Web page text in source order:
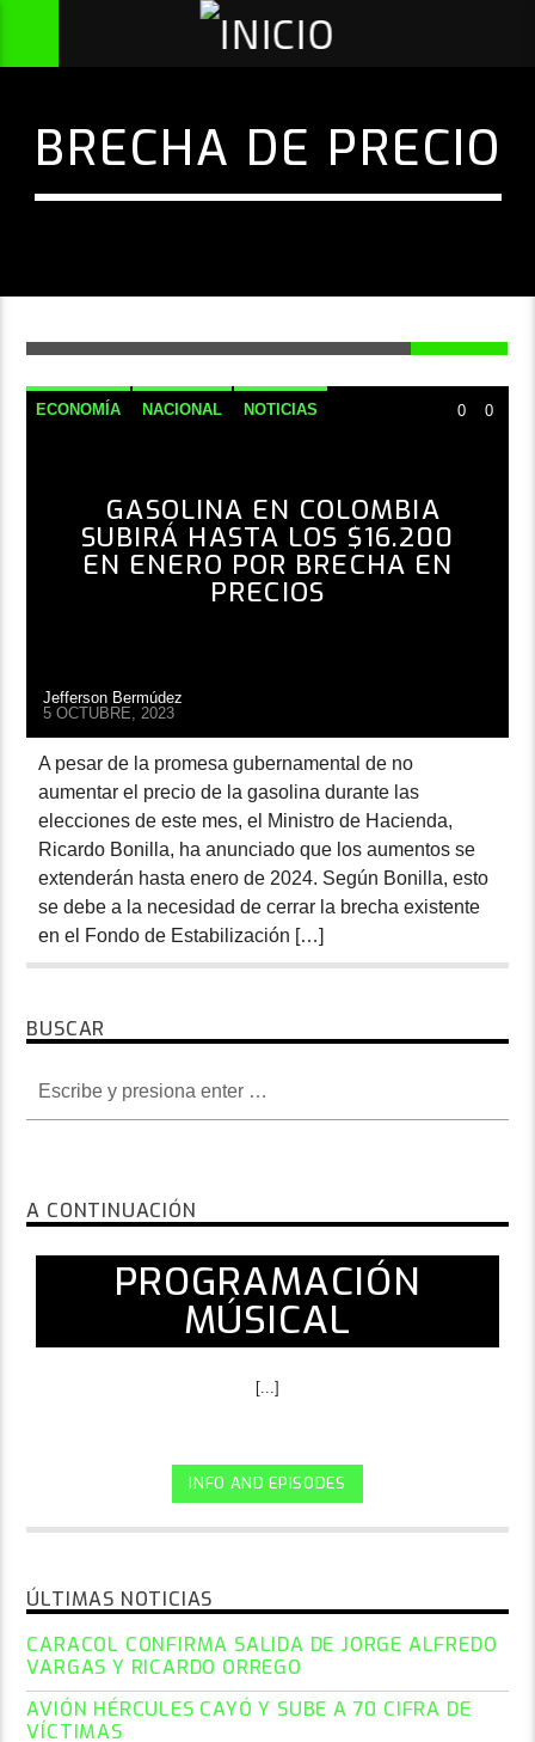
BRECHA DE PRECIO
ECONOMÍA NACIONAL NOTICIAS 0 0
GASOLINA EN COLOMBIA
SUBIRÁ HASTA LOS $16.200
EN ENERO POR BRECHA EN
PRECIOS
Jefferson Bermúdez
5 OCTUBRE, 2023
A pesar de la promesa gubernamental de no
aumentar el precio de la gasolina durante las
elecciones de este mes, el Ministro de Hacienda,
Ricardo Bonilla, ha anunciado que los aumentos se
extenderán hasta enero de 2024. Según Bonilla, esto
se debe a la necesidad de cerrar la brecha existente
en el Fondo de Estabilización […]
BUSCAR
A CONTINUACIÓN
PROGRAMACIÓN
MÚSICAL
[...]
INFO AND EPISODES
ÚLTIMAS NOTICIAS
CARACOL CONFIRMA SALIDA DE JORGE ALFREDO
VARGAS Y RICARDO ORREGO
AVIÓN HÉRCULES CAYÓ Y SUBE A 70 CIFRA DE
VÍCTIMAS